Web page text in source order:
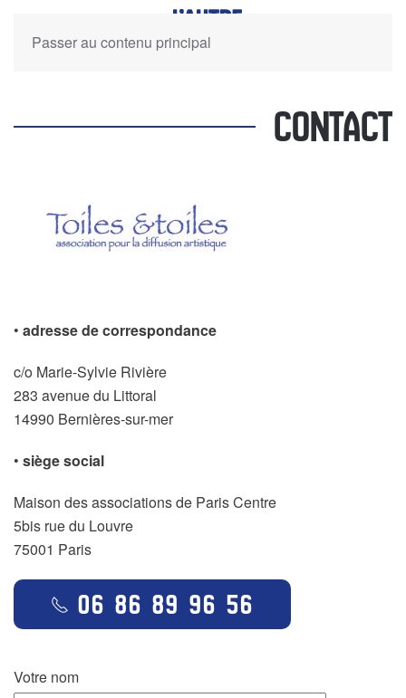
Passer au contenu principal
CONTACT
• adresse de correspondance
c/o Marie-Sylvie Rivière
283 avenue du Littoral
14990 Bernières-sur-mer
• siège social
Maison des associations de Paris Centre
5bis rue du Louvre
75001 Paris
06 86 89 96 56
Votre nom